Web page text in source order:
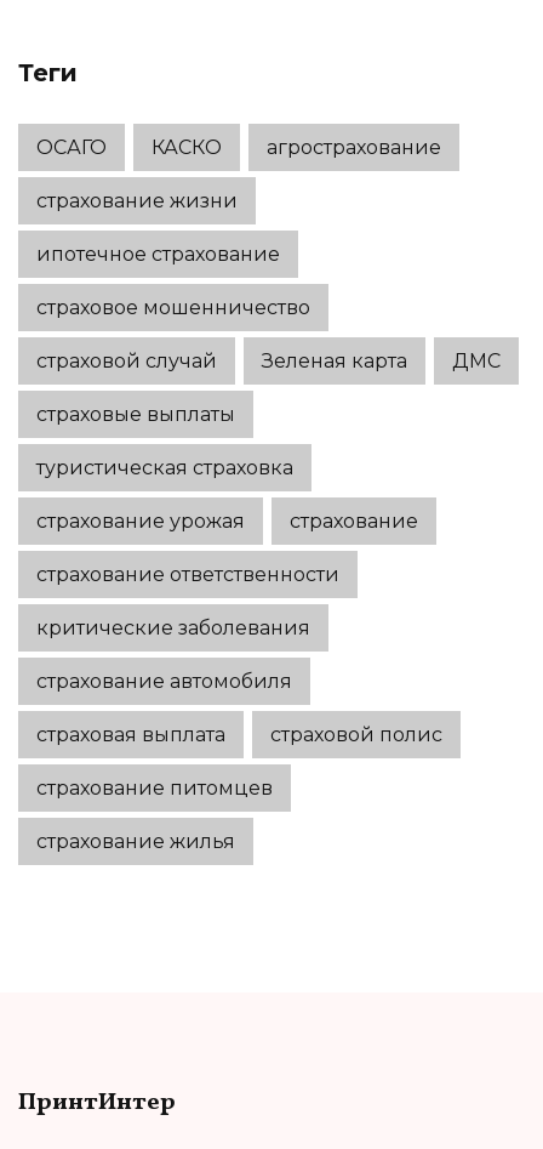
Теги
ОСАГО КАСКО агрострахование
страхование жизни
ипотечное страхование
страховое мошенничество
страховой случай Зеленая карта ДМС
страховые выплаты
туристическая страховка
страхование урожая страхование
страхование ответственности
критические заболевания
страхование автомобиля
страховая выплата страховой полис
страхование питомцев
страхование жилья
ПринтИнтер